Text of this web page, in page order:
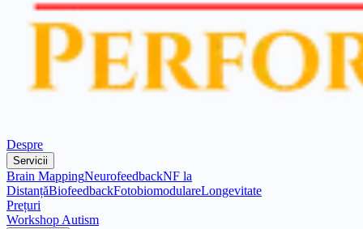
Despre
Servicii
Brain MappingNeurofeedbackNF la
DistanțăBiofeedbackFotobiomodulareLongevitate
Prețuri
Workshop Autism